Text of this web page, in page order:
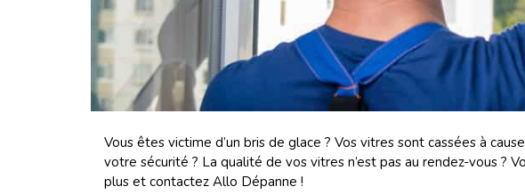
Vous êtes victime d’un bris de glace ? Vos vitres sont cassées à
votre sécurité ? La qualité de vos vitres n’est pas au rendez-vous ?
plus et contactez Allo Dépanne !